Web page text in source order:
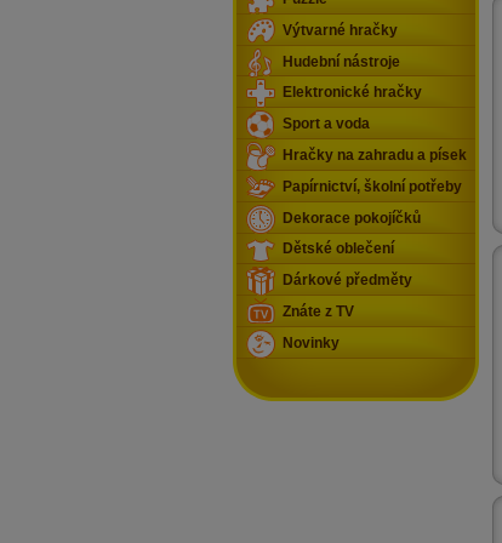
Výtvarné hračky
Hudební nástroje
Elektronické hračky
Sport a voda
Hračky na zahradu a písek
Papírnictví, školní potřeby
Dekorace pokojíčků
Dětské oblečení
Dárkové předměty
Znáte z TV
Novinky